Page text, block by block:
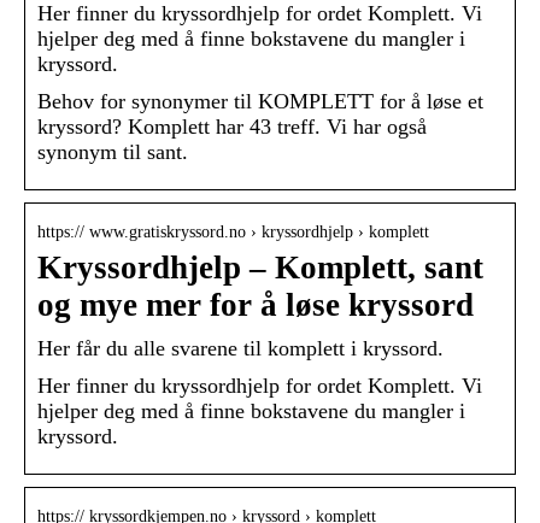
Her finner du kryssordhjelp for ordet Komplett. Vi
hjelper deg med å finne bokstavene du mangler i
kryssord.
Behov for synonymer til KOMPLETT for å løse et
kryssord? Komplett har 43 treff. Vi har også
synonym til sant.
https:// www.gratiskryssord.no › kryssordhjelp › komplett
Kryssordhjelp – Komplett, sant
og mye mer for å løse kryssord
Her får du alle svarene til komplett i kryssord.
Her finner du kryssordhjelp for ordet Komplett. Vi
hjelper deg med å finne bokstavene du mangler i
kryssord.
https:// kryssordkjempen.no › kryssord › komplett